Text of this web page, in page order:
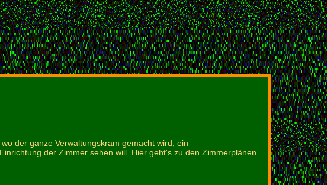
der ganze Verwaltungskram gemacht wird, ein
der Zimmer sehen will. Hier geht's zu den Zimmerplänen